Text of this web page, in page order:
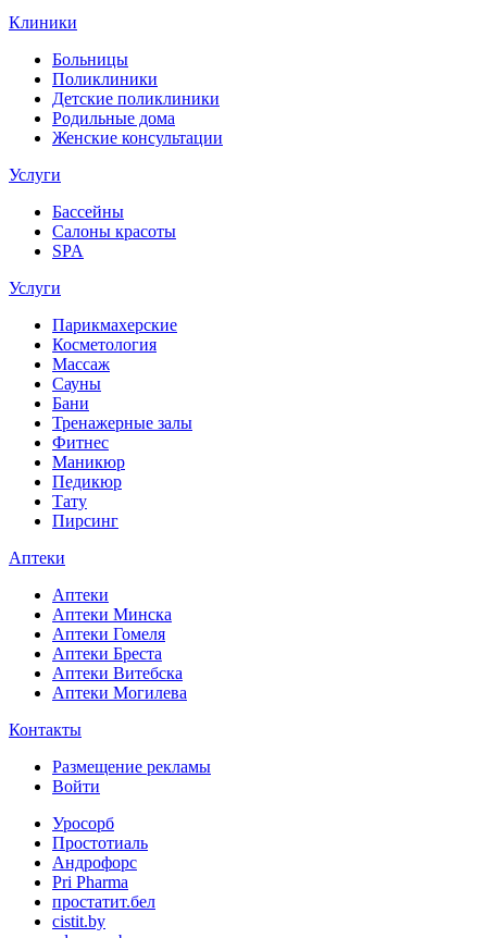
Клиники
Больницы
Поликлиники
Детские поликлиники
Родильные дома
Женские консультации
Услуги
Бассейны
Салоны красоты
SPA
Услуги
Парикмахерские
Косметология
Массаж
Сауны
Бани
Тренажерные залы
Фитнес
Маникюр
Педикюр
Тату
Пирсинг
Аптеки
Аптеки
Аптеки Минска
Аптеки Гомеля
Аптеки Бреста
Аптеки Витебска
Аптеки Могилева
Контакты
Размещение рекламы
Войти
Уросорб
Простотиаль
Андрофорс
Pri Pharma
простатит.бел
cistit.by